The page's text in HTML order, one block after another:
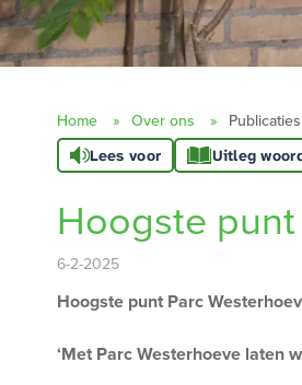
Home Over ons Publicaties
Lees voor Uitleg
Hoogste
6-2-2025
Hoogste punt Parc
‘Met Parc Westerhoeve laten